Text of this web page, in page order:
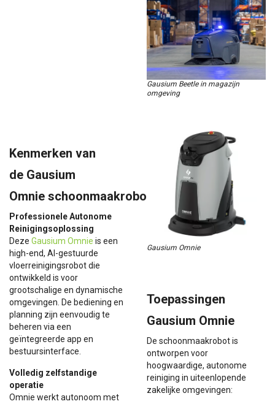
Gausium Beetle in magazijn
omgeving
Kenmerken van
de Gausium
Omnie schoonmaakrobot
Professionele Autonome
Reinigingsoplossing
Deze Gausium Omnie is een
high-end, AI-gestuurde
vloerreinigingsrobot die
ontwikkeld is voor
grootschalige en dynamische
omgevingen. De bediening en
planning zijn eenvoudig te
beheren via een
geïntegreerde app en
bestuursinterface.
Volledig zelfstandige
operatie
Omnie werkt autonoom met
Gausium Omnie
Toepassingen
Gausium Omnie
De schoonmaakrobot is
ontworpen voor
hoogwaardige, autonome
reiniging in uiteenlopende
zakelijke omgevingen: